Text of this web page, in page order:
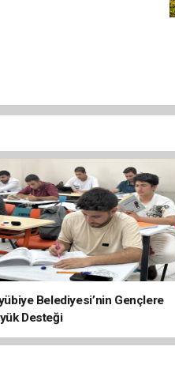
Belediyesi’nin Gençlere
Desteği